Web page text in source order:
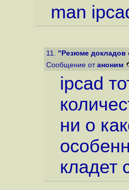
man
11. "Резюме докладов
Сообщение от аноним
ipcad
ни о
кладет